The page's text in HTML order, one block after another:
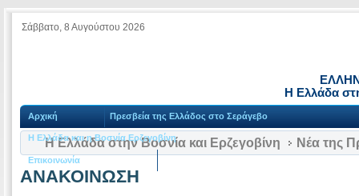
Σάββατο, 8 Αυγούστου 2026
Η Ελλάδα
Αρχική Πρεσβεία της Ελλάδος στο Σεράγεβο
Η Ελλάδα και η Βοσνία Ερζεγοβίνη
Επικοινωνία
Η Ελλάδα στην Βοσνία και Ερζεγοβίνη Νέα της
ΑΝΑΚΟΙΝΩΣΗ